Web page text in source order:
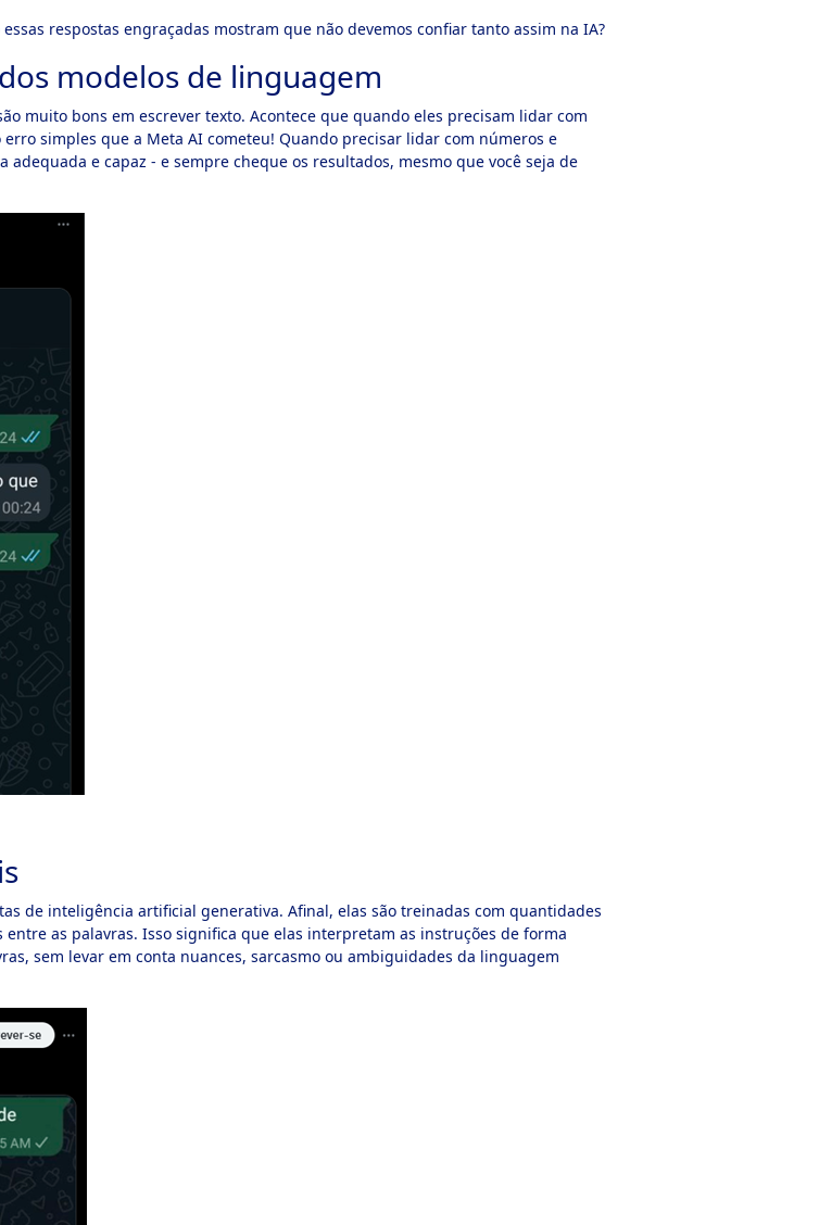
respostas engraçadas mostram que não devemos confiar tanto assim na IA?
modelos de linguagem
muito bons em escrever texto. Acontece que quando eles precisam lidar com
simples que a Meta AI cometeu! Quando precisar lidar com números e
e capaz - e sempre cheque os resultados, mesmo que você seja de
de inteligência artificial generativa. Afinal, elas são treinadas com quantidades
as palavras. Isso significa que elas interpretam as instruções de forma
sem levar em conta nuances, sarcasmo ou ambiguidades da linguagem